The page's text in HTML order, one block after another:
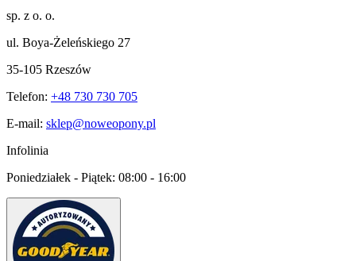
sp. z o. o.
ul. Boya-Żeleńskiego 27
35-105 Rzeszów
Telefon: +48 730 730 705
E-mail: sklep@noweopony.pl
Infolinia
Poniedziałek - Piątek: 08:00 - 16:00